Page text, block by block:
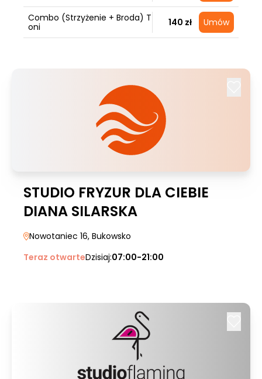
Combo (Strzyżenie + Broda) T
oni
140 zł Umów
STUDIO FRYZUR DLA CIEBIE
DIANA SILARSKA
Nowotaniec 16, Bukowsko
Teraz otwarteDzisiaj:07:00-21:00